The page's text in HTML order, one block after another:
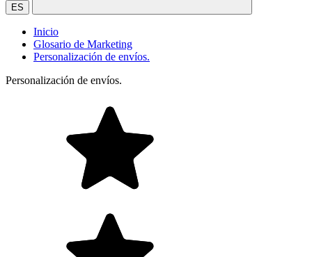
ES
Inicio
Glosario de Marketing
Personalización de envíos.
Personalización de envíos.